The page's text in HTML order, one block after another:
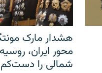
هشدار مارک
محور ایران،
شمالی را